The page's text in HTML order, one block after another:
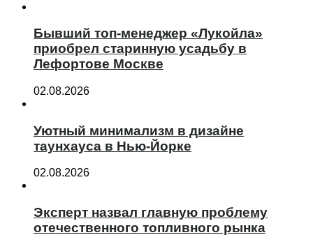
Бывший топ-менеджер «Лукойла»
приобрел старинную усадьбу в
Лефортове Москве
02.08.2026
Уютный минимализм в дизайне
таунхауса в Нью-Йорке
02.08.2026
Эксперт назвал главную проблему
отечественного топливного рынка